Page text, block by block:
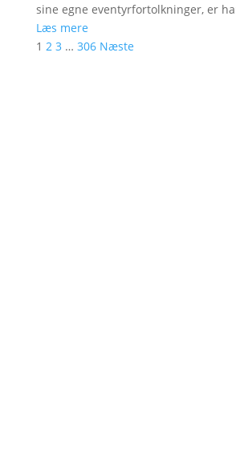
sine egne eventyrfortolkninger, er
Læs mere
1 2 3 … 306 Næste